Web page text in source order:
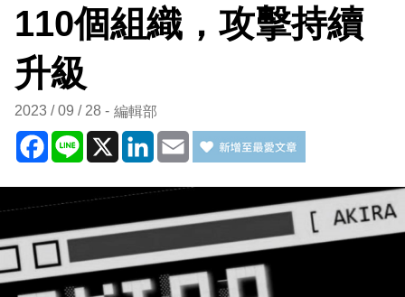
110個組織，攻擊持續
升級
2023 / 09 / 28 編輯部
Facebook
Line X LinkedIn
Email